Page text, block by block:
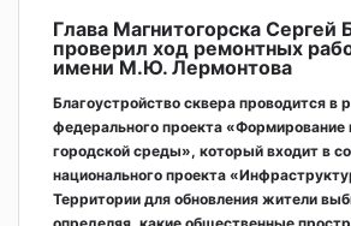
Глава Магнитогорска Сергей
проверил ход ремонтных
имени М.Ю. Лермонтова
Благоустройство сквера проводится в
федерального проекта
городской среды», который входит в
национального проекта
Территории для обновления жители